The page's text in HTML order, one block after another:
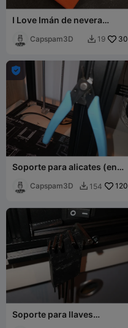
I Love Imán de nevera
Capspam3D  19 30

Soporte para alicates (en
Capspam3D  154 120
Soporte para llaves